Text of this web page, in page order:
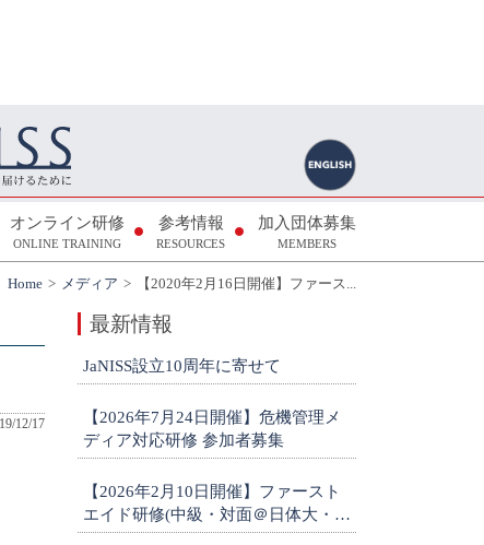
オンライン研修
ONLINE TRAINING
参考情報
RESOURCES
加入団体募集
MEMBERS
Home メディア 【2020年2月16日開催】ファース...
12/17
最新情報
JaNISS設立10周年に寄せて
【2026年7月24日開催】危機管理メ
ディア対応研修 参加者募集
【2026年2月10日開催】ファースト
エイド研修(中級・対面＠日体大・横
浜) 参加者募集